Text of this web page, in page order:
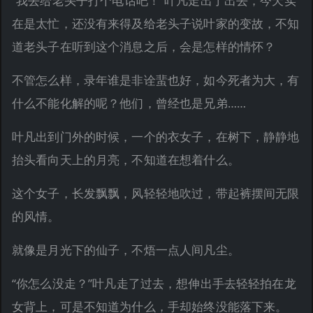
在是太忙，还没有来得及给老头子说叶家的变故，不知
道老头子在听到这个消息之后，会是怎样的情怀？
不管怎么样，录年谁是非诠蜚也好，如今死者为大，有
什么不能化解的呢？他们，曾经也是兄弟……
叶凡出到门外的时候，一个的衣女子，在树下，静静地
抬头看向天上的月亮，不知道在想着什么。
这个女子，长发飘飘，风轻轻地吹过，带起裤摆间无限
的风情。
就像是月光下的仙子，不焐一点人间凡尘。
“你怎么没走？”叶凡走了过去，想伸出手去轻轻拍在龙
女背上，可是不知道为什么，手却始终没能落下来。